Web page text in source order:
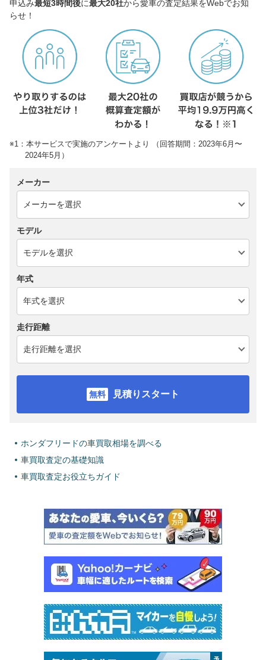
申込み最短3時間後に最大20社から愛車の査定結果をWebでお知
らせ！
※1：本サービスで実施のアンケートより （回答期間：2023年6月〜
2024年5月）
メーカー
モデル
年式
走行距離
見積りスタート
ホンダフリードの車買取相場を調べる
車買取査定の基礎知識
車買取査定お役立ちガイド